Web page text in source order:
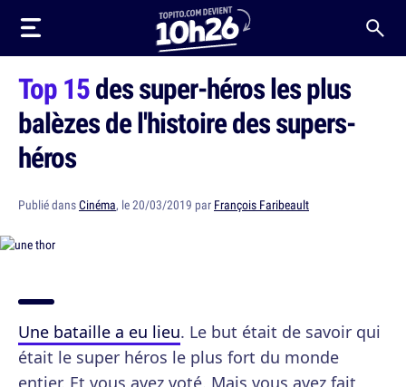
Top 15des super-héros les plus
balèzes de l'histoire des supers-
héros
Publié dansCinéma, le 20/03/2019 par François Faribeault
Une bataille a eu lieu. Le but était de savoir qui
était le super héros le plus fort du monde
entier. Et vous avez voté. Mais vous avez fait